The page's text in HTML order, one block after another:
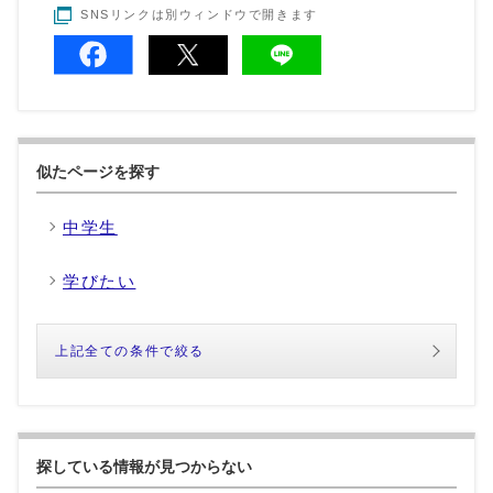
SNSリンクは別ウィンドウで開きます
似たページを探す
中学生
学びたい
上記全ての条件で絞る
探している情報が見つからない